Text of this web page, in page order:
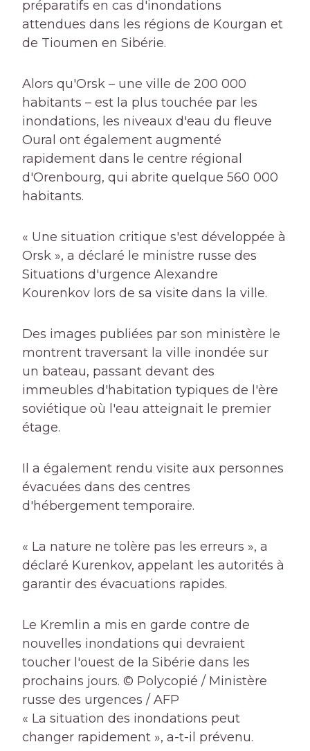
préparatifs en cas d'inondations
attendues dans les régions de Kourgan et
de Tioumen en Sibérie.
Alors qu'Orsk – une ville de 200 000
habitants – est la plus touchée par les
inondations, les niveaux d'eau du fleuve
Oural ont également augmenté
rapidement dans le centre régional
d'Orenbourg, qui abrite quelque 560 000
habitants.
« Une situation critique s'est développée à
Orsk », a déclaré le ministre russe des
Situations d'urgence Alexandre
Kourenkov lors de sa visite dans la ville.
Des images publiées par son ministère le
montrent traversant la ville inondée sur
un bateau, passant devant des
immeubles d'habitation typiques de l'ère
soviétique où l'eau atteignait le premier
étage.
Il a également rendu visite aux personnes
évacuées dans des centres
d'hébergement temporaire.
« La nature ne tolère pas les erreurs », a
déclaré Kurenkov, appelant les autorités à
garantir des évacuations rapides.
Le Kremlin a mis en garde contre de
nouvelles inondations qui devraient
toucher l'ouest de la Sibérie dans les
prochains jours. © Polycopié / Ministère
russe des urgences / AFP
« La situation des inondations peut
changer rapidement », a-t-il prévenu.